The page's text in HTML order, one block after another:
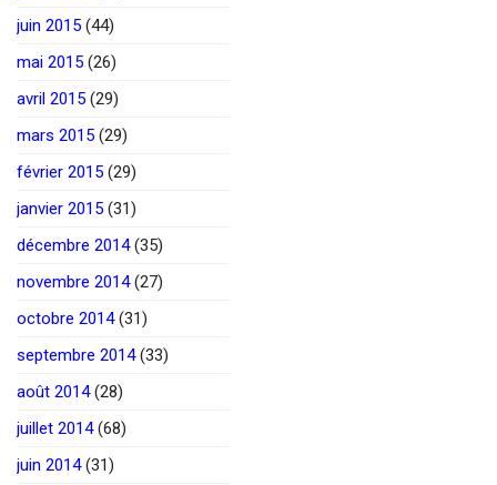
juin 2015 (44)
mai 2015 (26)
avril 2015 (29)
mars 2015 (29)
février 2015 (29)
janvier 2015 (31)
décembre 2014(35)
novembre 2014(27)
octobre 2014(31)
septembre 2014(33)
août 2014(28)
juillet 2014(68)
juin 2014(31)